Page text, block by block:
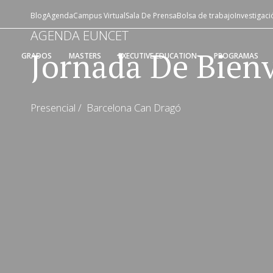
GRADOS MASTERS EXECUTIVE EDUCATION PROGRAMAS
BlogAgendaCampus VirtualSala De PrensaBolsa de trabajo
AGENDA EUNCET
Jornada De
Presencial / Barcelona Can Dragó